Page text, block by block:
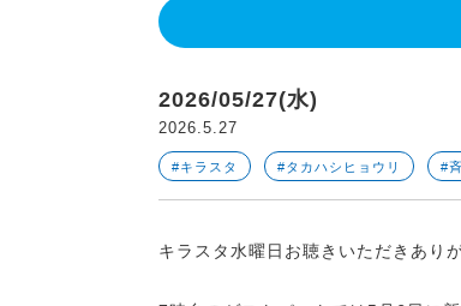
2026/05/27(水)
2026.5.27
#キラスタ #タカハシヒョウリ #
キラスタ水曜日お聴きいただきあり